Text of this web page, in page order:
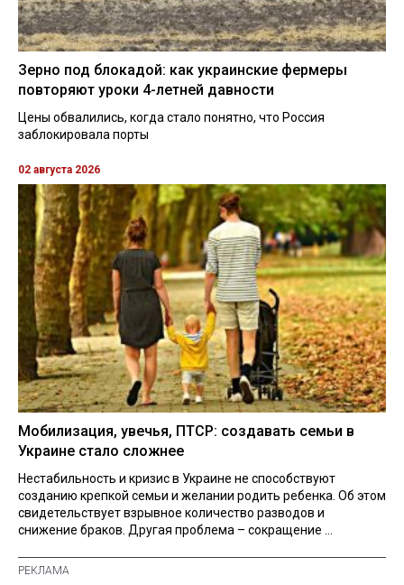
Зерно под блокадой: как украинские фермеры
повторяют уроки 4-летней давности
Цены обвалились, когда стало понятно, что Россия
заблокировала порты
02 августа 2026
Мобилизация, увечья, ПТСР: создавать семьи в
Украине стало сложнее
Нестабильность и кризис в Украине не способствуют
созданию крепкой семьи и желании родить ребенка. Об этом
свидетельствует взрывное количество разводов и
снижение браков. Другая проблема – сокращение ...